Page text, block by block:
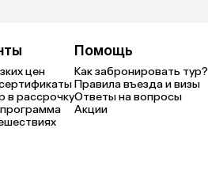
цен
в рассрочку
Помощь
Как забронировать тур?
Правила въезда и визы
Ответы на вопросы
Акции